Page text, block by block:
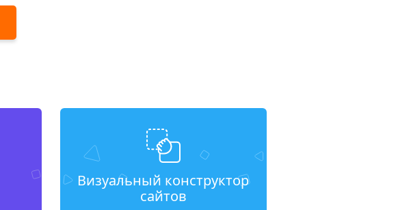
Визуальный конструктор
сайтов